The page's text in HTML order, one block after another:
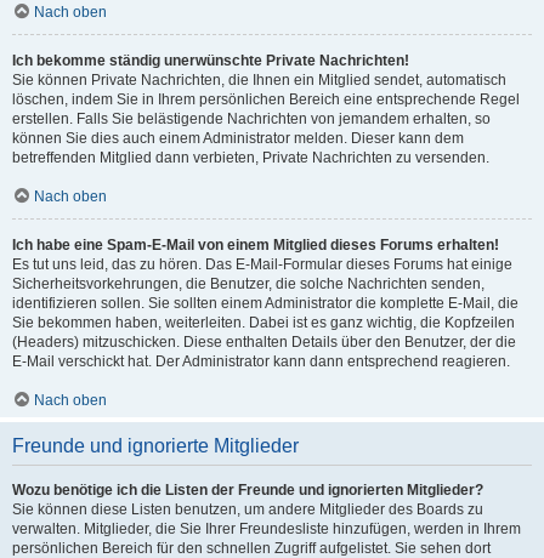
Nach oben
Ich bekomme ständig unerwünschte Private Nachrichten!
Sie können Private Nachrichten, die Ihnen ein Mitglied sendet, automatisch
löschen, indem Sie in Ihrem persönlichen Bereich eine entsprechende Regel
erstellen. Falls Sie belästigende Nachrichten von jemandem erhalten, so
können Sie dies auch einem Administrator melden. Dieser kann dem
betreffenden Mitglied dann verbieten, Private Nachrichten zu versenden.
Nach oben
Ich habe eine Spam-E-Mail von einem Mitglied dieses Forums erhalten!
Es tut uns leid, das zu hören. Das E-Mail-Formular dieses Forums hat einige
Sicherheitsvorkehrungen, die Benutzer, die solche Nachrichten senden,
identifizieren sollen. Sie sollten einem Administrator die komplette E-Mail, die
Sie bekommen haben, weiterleiten. Dabei ist es ganz wichtig, die Kopfzeilen
(Headers) mitzuschicken. Diese enthalten Details über den Benutzer, der die
E-Mail verschickt hat. Der Administrator kann dann entsprechend reagieren.
Nach oben
Freunde und ignorierte Mitglieder
Wozu benötige ich die Listen der Freunde und ignorierten Mitglieder?
Sie können diese Listen benutzen, um andere Mitglieder des Boards zu
verwalten. Mitglieder, die Sie Ihrer Freundesliste hinzufügen, werden in Ihrem
persönlichen Bereich für den schnellen Zugriff aufgelistet. Sie sehen dort